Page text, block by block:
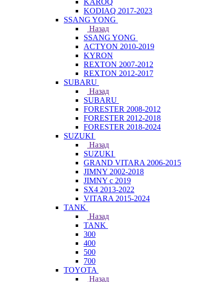
KAROQ
KODIAQ 2017-2023
SSANG YONG
Назад
SSANG YONG
ACTYON 2010-2019
KYRON
REXTON 2007-2012
REXTON 2012-2017
SUBARU
Назад
SUBARU
FORESTER 2008-2012
FORESTER 2012-2018
FORESTER 2018-2024
SUZUKI
Назад
SUZUKI
GRAND VITARA 2006-2015
JIMNY 2002-2018
JIMNY с 2019
SX4 2013-2022
VITARA 2015-2024
TANK
Назад
TANK
300
400
500
700
TOYOTA
Назад